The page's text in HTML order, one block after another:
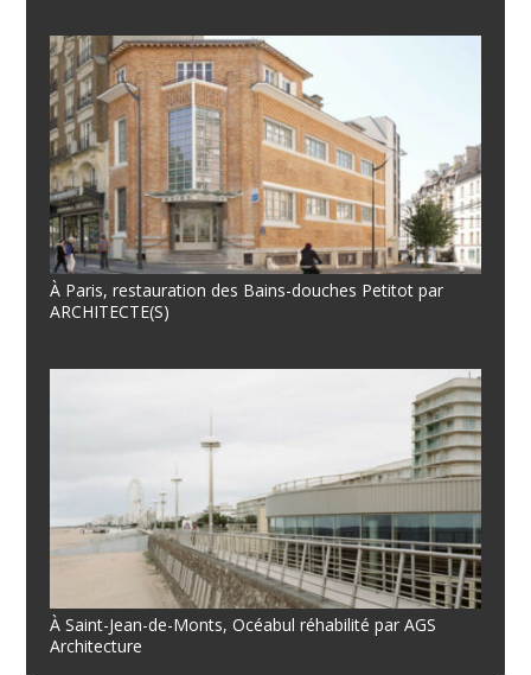
À Paris, restauration des Bains-douches Petitot par
ARCHITECTE(S)
À Saint-Jean-de-Monts, Océabul réhabilité par AGS
Architecture